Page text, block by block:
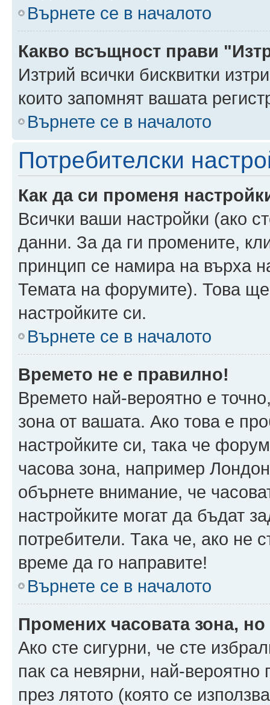
Върнете се в началото
Какво всъщност прави
Изтрий всички бисквитки
които запомнят вашата
Върнете се в началото
Потребителски
Как да си променя
Всички ваши настройки (ако
данни. За да ги промените,
принцип се намира на върха
Темата на форумите). Това
настройките си.
Върнете се в началото
Времето не е правилно!
Времето най-вероятно е
зона от вашата. Ако това е
настройките си, така че
часова зона, например
обърнете внимание, че
настройките могат да бъдат
потребители. Така че, ако не
време да го направите!
Върнете се в началото
Промених часовата зона,
Ако сте сигурни, че сте
пак са невярни, най-
през лятото (която се